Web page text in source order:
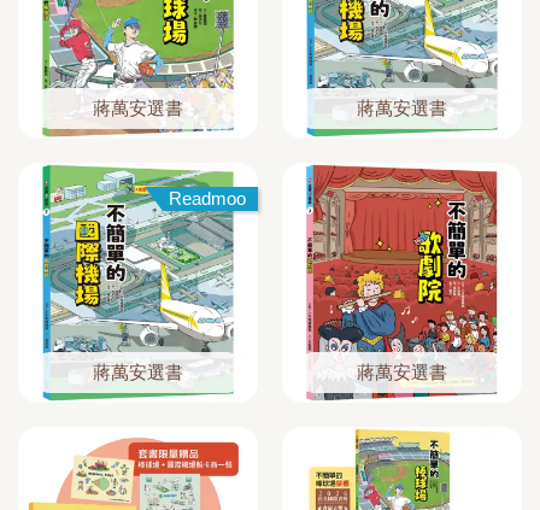
蔣萬安選書 蔣萬安選書
Readmoo
蔣萬安選書 蔣萬安選書